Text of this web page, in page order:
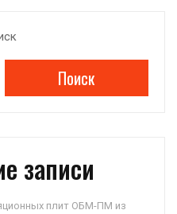
e
gr
o
kl
ni
ki
р
ть
Поиск
записи
плит ОБМ-ПМ из